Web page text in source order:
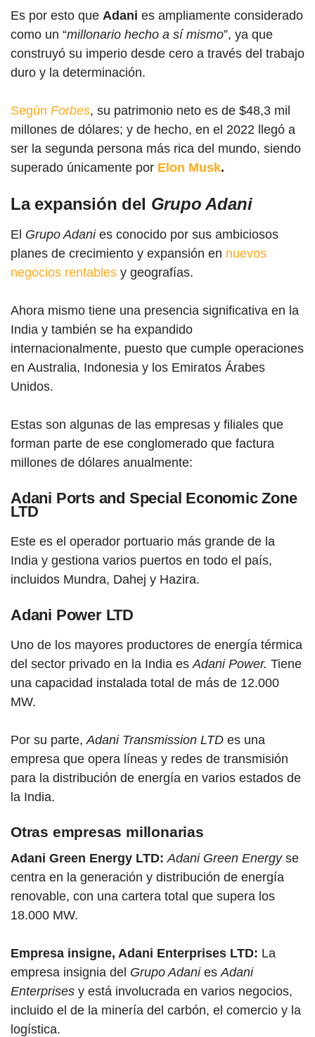
Es por esto que Adani es ampliamente considerado
como un “millonario hecho a sí mismo”, ya que
construyó su imperio desde cero a través del trabajo
duro y la determinación.
Según Forbes, su patrimonio neto es de $48,3 mil
millones de dólares; y de hecho, en el 2022 llegó a
ser la segunda persona más rica del mundo, siendo
superado únicamente por Elon Musk.
La expansión del Grupo Adani
El Grupo Adani es conocido por sus ambiciosos
planes de crecimiento y expansión en nuevos
negocios rentables y geografías.
Ahora mismo tiene una presencia significativa en la
India y también se ha expandido
internacionalmente, puesto que cumple operaciones
en Australia, Indonesia y los Emiratos Árabes
Unidos.
Estas son algunas de las empresas y filiales que
forman parte de ese conglomerado que factura
millones de dólares anualmente:
Adani Ports and Special Economic Zone
LTD
Este es el operador portuario más grande de la
India y gestiona varios puertos en todo el país,
incluidos Mundra, Dahej y Hazira.
Adani Power LTD
Uno de los mayores productores de energía térmica
del sector privado en la India es Adani Power. Tiene
una capacidad instalada total de más de 12.000
MW.
Por su parte, Adani Transmission LTD es una
empresa que opera líneas y redes de transmisión
para la distribución de energía en varios estados de
la India.
Otras empresas millonarias
Adani Green Energy LTD: Adani Green Energyse
centra en la generación y distribución de energía
renovable, con una cartera total que supera los
18.000 MW.
Empresa insigne, Adani Enterprises LTD: La
empresa insignia del Grupo Adanies Adani
Enterprises y está involucrada en varios negocios,
incluido el de la minería del carbón, el comercio y la
logística.